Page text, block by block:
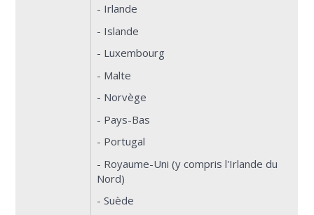
- Irlande
- Islande
- Luxembourg
- Malte
- Norvège
- Pays-Bas
- Portugal
- Royaume-Uni (y compris l'Irlande du
Nord)
- Suède